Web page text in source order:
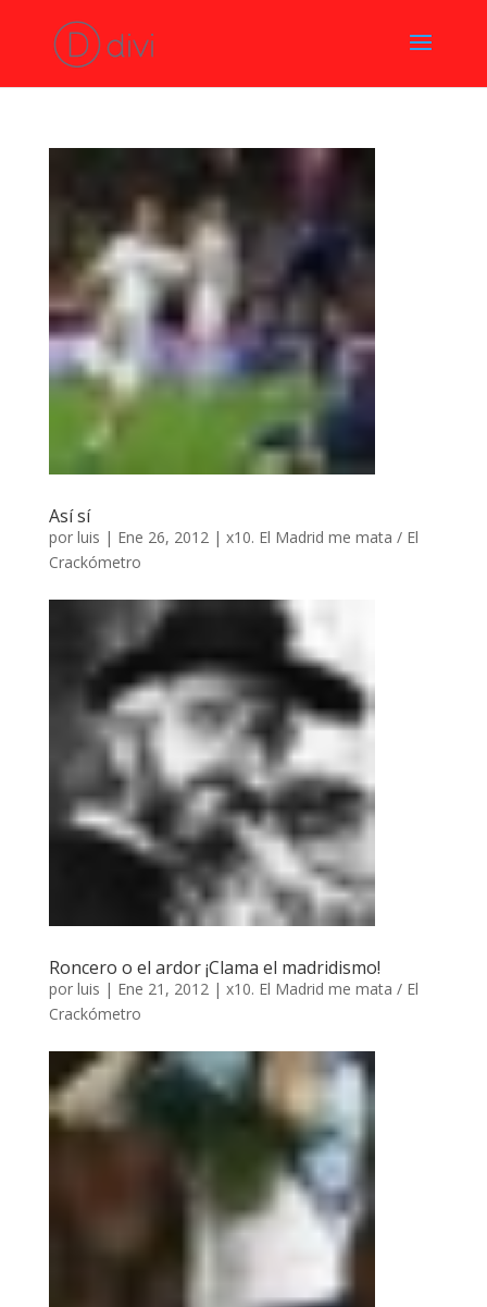
Así sí
por luis | Ene 26, 2012| x10. El Madrid me mata / El
Crackómetro
Roncero o el ardor ¡Clama el madridismo!
por luis | Ene 21, 2012| x10. El Madrid me mata / El
Crackómetro